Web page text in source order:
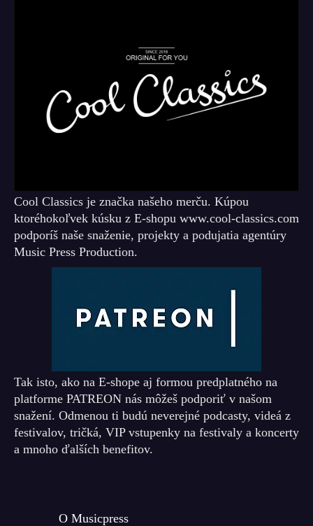
Cool Classics je značka našeho merču. Kúpou
ktoréhokoľvek kúsku z E-shopu www.cool-classics.com
podporíš naše snaženie, projekty a podujatia agentúry
Music Press Production.
Tak isto, ako na E-shope aj formou predplatného na
platforme PATREON nás môžeš podporiť v našom
snažení. Odmenou ti budú neverejné podcasty, videá z
festivalov, tričká, VIP vstupenky na festivaly a koncerty
a mnoho ďalších benefitov.
O Musicpress